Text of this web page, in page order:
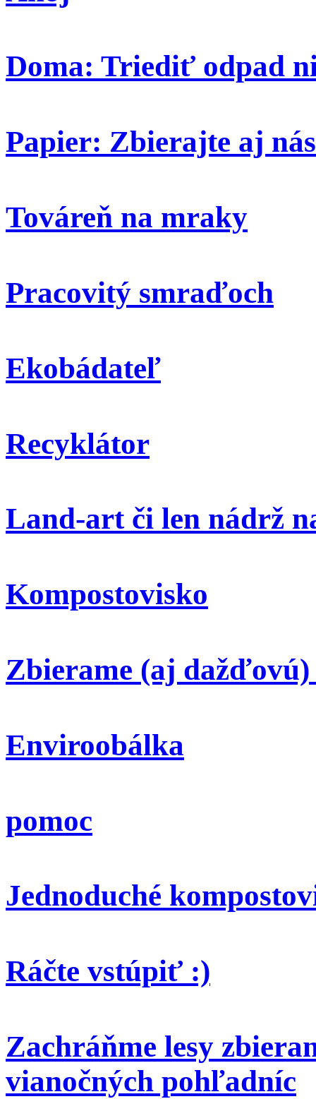
Doma: Triediť odpad
Papier: Zbierajte aj
Továreň na mraky
Pracovitý smraďoch
Ekobádateľ
Recyklátor
Land-art či len nádrž
Kompostovisko
Zbierame (aj
Enviroobálka
pomoc
Jednoduché
Ráčte vstúpiť :)
Zachráňme lesy
vianočných pohľadníc